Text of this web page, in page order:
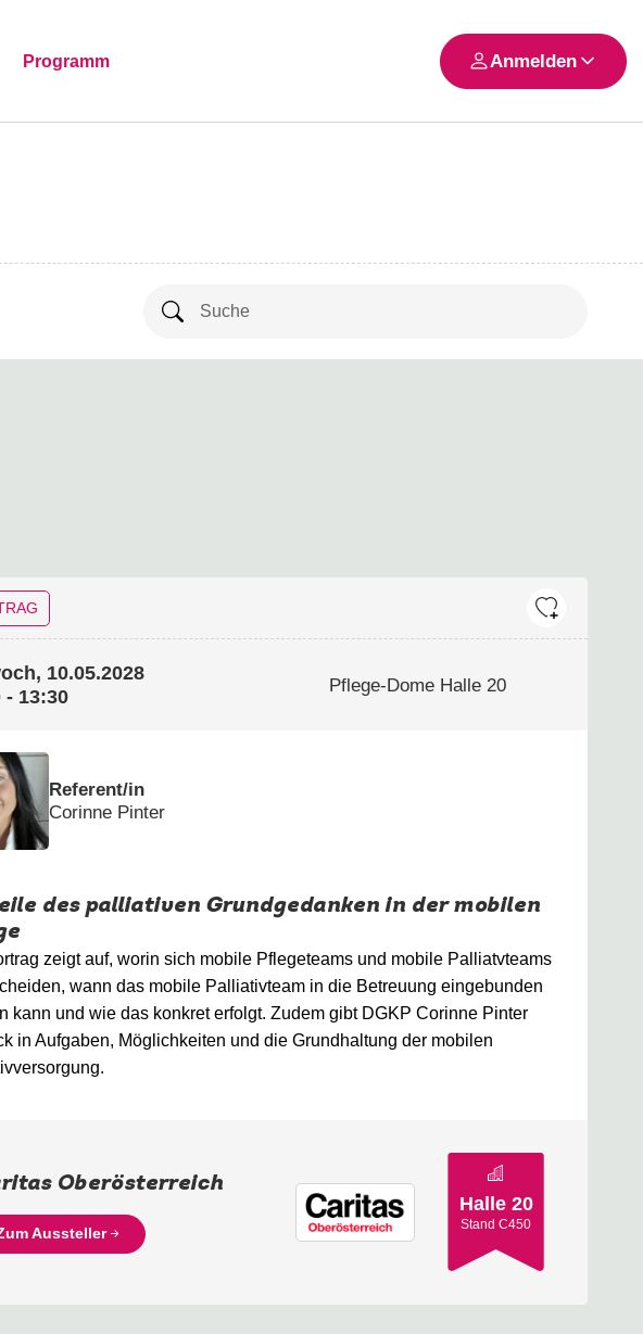
Programm Anmelden
10.05.2028
- 13:30
Pflege-Dome Halle 20
Referent/in
Corinne Pinter
des palliativen Grundgedanken in der mobilen
zeigt auf, worin sich mobile Pflegeteams und mobile Palliatvteams
wann das mobile Palliativteam in die Betreuung eingebunden
kann und wie das konkret erfolgt. Zudem gibt DGKP Corinne Pinter
in Aufgaben, Möglichkeiten und die Grundhaltung der mobilen
Oberösterreich
Aussteller
Halle 20
Stand C450